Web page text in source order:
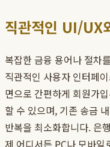
직관적인 UI/UX
복잡한 금융 용어나 절차
직관적인 사용자 인터페
면으로 간편하게 회원가
할 수 있으며, 기존 송금
반복을 최소화합니다. 은
제 어디서든 PC나 모바